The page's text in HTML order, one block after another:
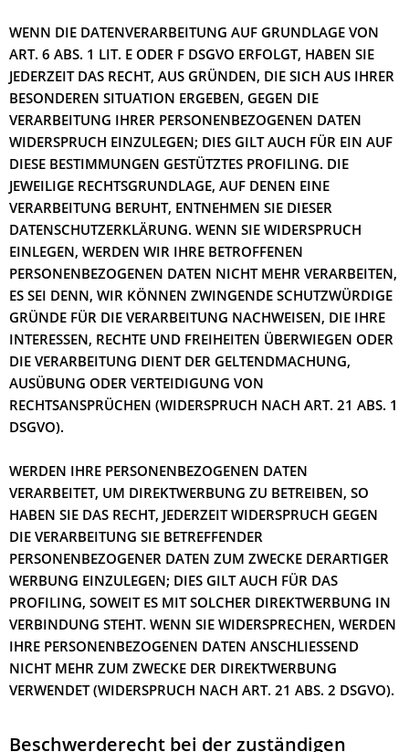
WENN DIE DATENVERARBEITUNG AUF GRUNDLAGE VON
ART. 6 ABS. 1 LIT. E ODER F DSGVO ERFOLGT, HABEN SIE
JEDERZEIT DAS RECHT, AUS GRÜNDEN, DIE SICH AUS IHRER
BESONDEREN SITUATION ERGEBEN, GEGEN DIE
VERARBEITUNG IHRER PERSONENBEZOGENEN DATEN
WIDERSPRUCH EINZULEGEN; DIES GILT AUCH FÜR EIN AUF
DIESE BESTIMMUNGEN GESTÜTZTES PROFILING. DIE
JEWEILIGE RECHTSGRUNDLAGE, AUF DENEN EINE
VERARBEITUNG BERUHT, ENTNEHMEN SIE DIESER
DATENSCHUTZERKLÄRUNG. WENN SIE WIDERSPRUCH
EINLEGEN, WERDEN WIR IHRE BETROFFENEN
PERSONENBEZOGENEN DATEN NICHT MEHR VERARBEITEN,
ES SEI DENN, WIR KÖNNEN ZWINGENDE SCHUTZWÜRDIGE
GRÜNDE FÜR DIE VERARBEITUNG NACHWEISEN, DIE IHRE
INTERESSEN, RECHTE UND FREIHEITEN ÜBERWIEGEN ODER
DIE VERARBEITUNG DIENT DER GELTENDMACHUNG,
AUSÜBUNG ODER VERTEIDIGUNG VON
RECHTSANSPRÜCHEN (WIDERSPRUCH NACH ART. 21 ABS. 1
DSGVO).
WERDEN IHRE PERSONENBEZOGENEN DATEN
VERARBEITET, UM DIREKTWERBUNG ZU BETREIBEN, SO
HABEN SIE DAS RECHT, JEDERZEIT WIDERSPRUCH GEGEN
DIE VERARBEITUNG SIE BETREFFENDER
PERSONENBEZOGENER DATEN ZUM ZWECKE DERARTIGER
WERBUNG EINZULEGEN; DIES GILT AUCH FÜR DAS
PROFILING, SOWEIT ES MIT SOLCHER DIREKTWERBUNG IN
VERBINDUNG STEHT. WENN SIE WIDERSPRECHEN, WERDEN
IHRE PERSONENBEZOGENEN DATEN ANSCHLIESSEND
NICHT MEHR ZUM ZWECKE DER DIREKTWERBUNG
VERWENDET (WIDERSPRUCH NACH ART. 21 ABS. 2 DSGVO).
Beschwerde­recht bei der zuständigen